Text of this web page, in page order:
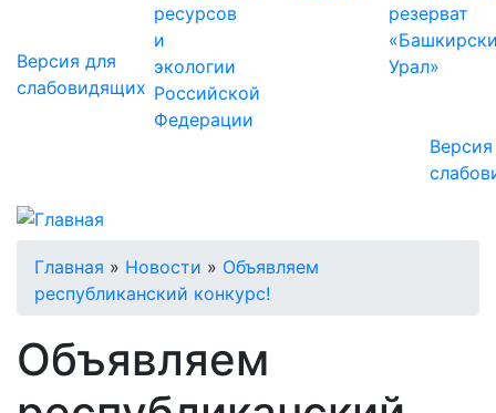
Версия для
слабовидящих
ресурсов
и
экологии
Российской
Федерации
резерват
Урал»
Строка
навигации
Главная Новости
Объявляем
республиканский конкурс!
Объявляем